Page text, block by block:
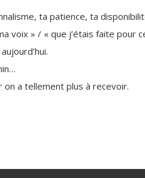
ta patience, ta
voix » / « que j’étais faite
on a tellement plus à recevoir.